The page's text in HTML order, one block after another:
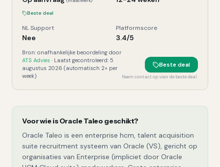
Beste deal
NL Support
Nee
Platformscore
3.4/5
Bron: onafhankelijke beoordeling door
ATS Advies · Laatst gecontroleerd: 5
augustus 2026 (automatisch 2× per
week)
Beste deal
Neem contact op voor de beste deal.
Voor wie isOracle Taleo geschikt?
Oracle Taleo is een enterprise hcm, talent acquisition
suite recruitment systeem van Oracle (VS), gericht op
organisaties van Enterprise (impliciet door Oracle